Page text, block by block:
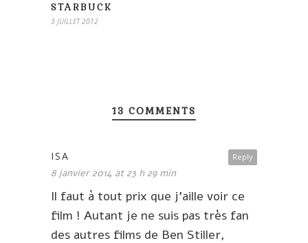
STARBUCK
3 JUILLET 2012
13 COMMENTS
Reply
ISA
8 janvier 2014 at 23 h 29 min
Il faut à tout prix que j’aille voir ce
film ! Autant je ne suis pas très fan
des autres films de Ben Stiller,